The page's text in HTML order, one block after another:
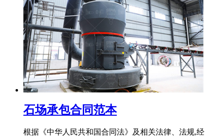
石场承包合同范本
根据《中华人民共和国合同法》及相关法律、法规,经